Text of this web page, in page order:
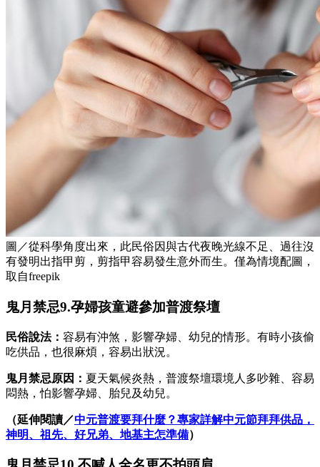
圖／從科學角度出來，此民俗因與古代夜晚光線不足、過往沒
有發明出指甲剪，剪指甲容易發生意外而生。僅為情境配圖，
取自freepik
鬼月禁忌9.孕婦孩童避參加普渡祭壇
民俗說法： 容易有沖煞，影響孕婦、幼兒的情形。有時小孩偷
吃供品，也很麻煩，容易出狀況。
鬼月禁忌原因： 夏天氣候炎熱，普渡祭壇環境人多吵雜、容易
悶熱，怕影響孕婦、胎兒及幼兒。
（延伸閱讀／中元普渡要拜什麼？專家詳解中元節拜拜供品，
神明、祖先、好兄弟、地基主怎準備）